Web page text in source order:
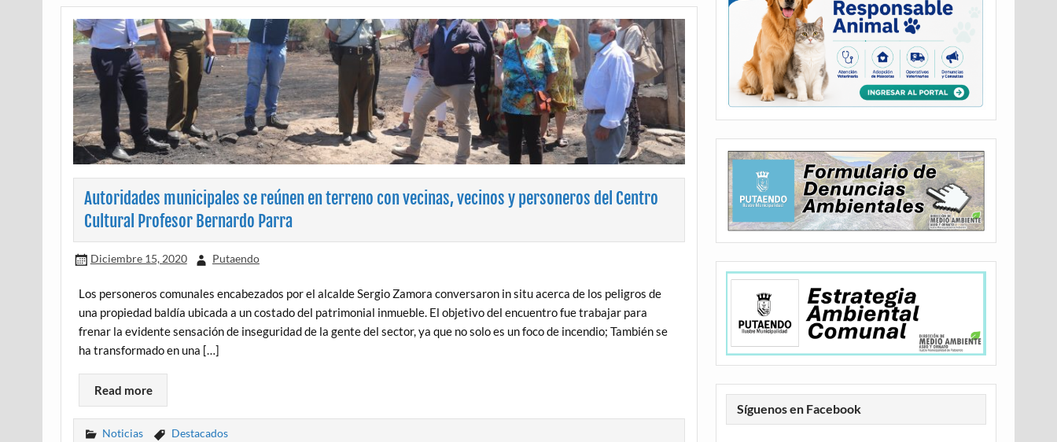
Autoridades municipales se reúnen en terreno con vecinas, vecinos y personeros del Centro
Cultural Profesor Bernardo Parra
Diciembre 15, 2020 Putaendo
Los personeros comunales encabezados por el alcalde Sergio Zamora conversaron in situ acerca de los peligros de
una propiedad baldía ubicada a un costado del patrimonial inmueble. El objetivo del encuentro fue trabajar para
frenar la evidente sensación de inseguridad de la gente del sector, ya que no solo es un foco de incendio; También se
ha transformado en una […]
Read more
Noticias Destacados
Síguenos en Facebook